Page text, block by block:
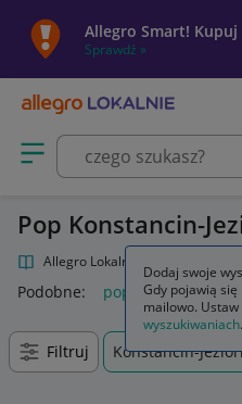
Allegro Smart! Kupuj
Sprawdź »
Otwórz menu z kategoriami
Pop Konstancin-
Allegro Lokalnie
Podobne: pop funko pop
Filtruj Konstancin-
Dodaj swoje
Gdy pojawią
mailowo.
wyszukiwaniach.